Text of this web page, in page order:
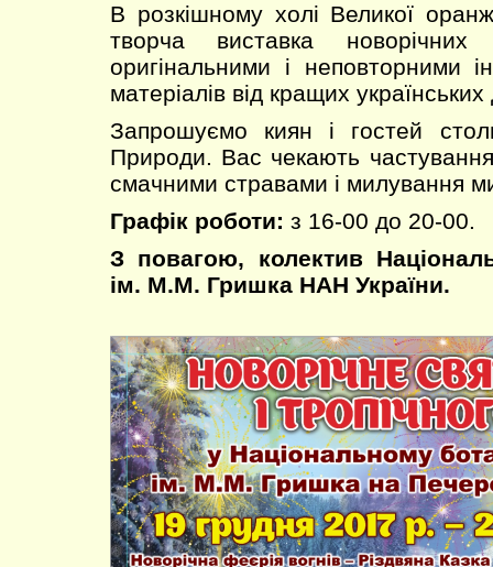
В розкішному холі Великої
творча виставка новорічних
оригінальними і неповторними
матеріалів від кращих
Запрошуємо киян і гостей
Природи. Вас чекають
смачними стравами і милування
Графік роботи: з 16-00 до 20-00.
З повагою, колектив
ім. М.М. Гришка НАН України.